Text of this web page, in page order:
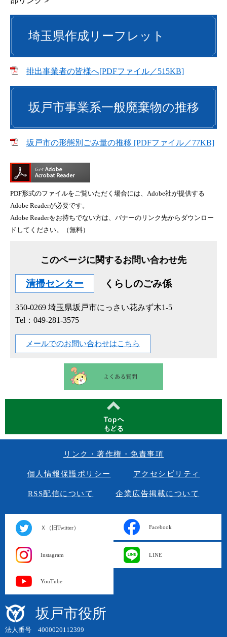
埼玉県作成リーフレット
排出事業者の皆様へ[PDFファイル／515KB]
坂戸市事業系一般廃棄物の推移
坂戸市の形態別ごみ量の推移 [PDFファイル／77KB]
PDF形式のファイルをご覧いただく場合には、Adobe社が提供する
Adobe Readerが必要です。
Adobe Readerをお持ちでない方は、バナーのリンク先からダウンロー
ドしてください。（無料）
このページに関するお問い合わせ先
清掃センター くらしのごみ係
350-0269 埼玉県坂戸市にっさい花みず木1-5
Tel：049-281-3575
メールでのお問い合わせはこちら
リンク・著作権・免責事項
個人情報保護ポリシー アクセシビリティ
RSS配信について 企業広告掲載について
Ｘ（旧Twitter） Facebook
Instagram LINE
YouTube
坂戸市役所
法人番号 4000020112399